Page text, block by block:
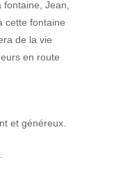
Jean,
cette fontaine
de la vie
en route
et généreux.